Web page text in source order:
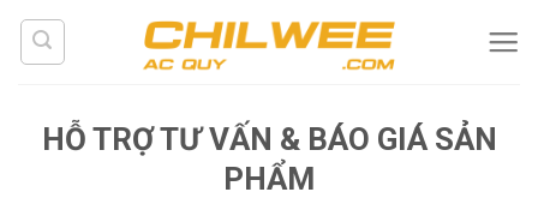
Skip
HỖ TRỢ TƯ VẤN & BÁO GIÁ SẢN
PHẨM